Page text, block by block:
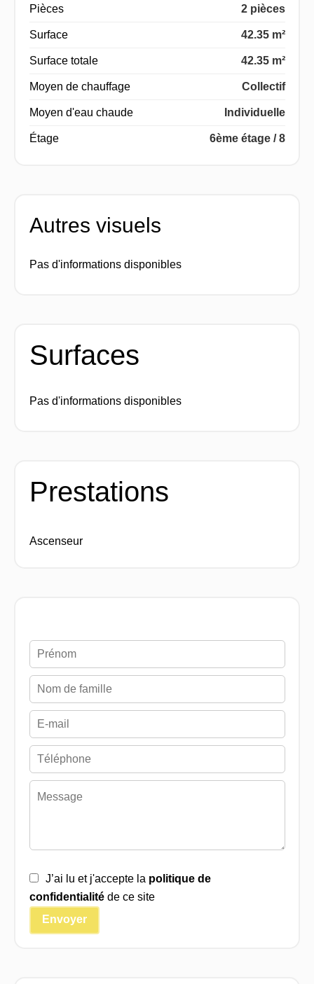
Pièces 2 pièces
Surface 42.35 m²
Surface totale 42.35 m²
Moyen de chauffage Collectif
Moyen d'eau chaude Individuelle
Étage 6ème étage / 8
Autres visuels
Pas d'informations disponibles
Surfaces
Pas d'informations disponibles
Prestations
Ascenseur
J’ai lu et j'accepte la politique de
confidentialitéde ce site
Envoyer